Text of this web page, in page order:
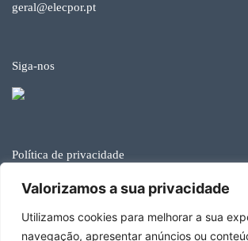
Valorizamos a sua privacidade
Utilizamos cookies para melhorar a sua
navegação, apresentar anúncios ou
geral@elecpor.pt
Siga-nos
Política de privacidade
© Elecpor 2026